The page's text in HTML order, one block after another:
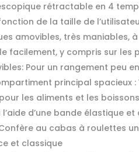
rétractable en 4
de la taille de
amovibles, très maniables,
facilement, y compris sur les
Pour un rangement peu
principal spacieux
les aliments et les boissons
d’une bande élastique et
au cabas à roulettes
et classique